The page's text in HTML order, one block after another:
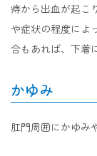
痔から出血が起こ
や症状の程度によ
合もあれば、下着
かゆみ
肛門周囲にかゆみ